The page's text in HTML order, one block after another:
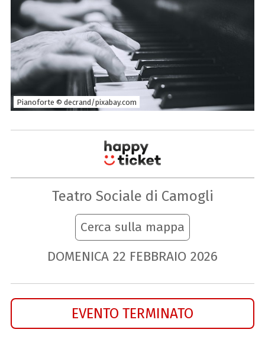
Pianoforte © decrand/pixabay.com
Teatro Sociale di Camogli
Cerca sulla mappa
DOMENICA 22 FEBBRAIO 2026
EVENTO TERMINATO